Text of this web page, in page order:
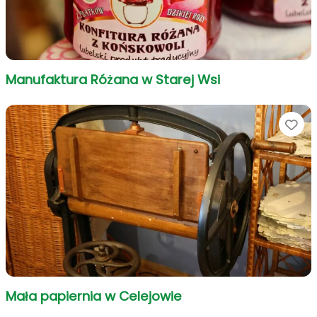
Manufaktura Różana w Starej Wsi
Mała papiernia w Celejowie